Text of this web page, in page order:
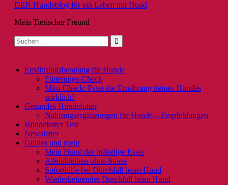
DER Hundeblog für ein Leben mit Hund
Mein Tierischer Freund
Suche
nach:
Ernährungsberatung für Hunde
Fütterungs-Check
Mini-Check: Passt die Ernährung deines Hundes
wirklich?
Gesundes Hundefutter
Nahrungsergänzungen für Hunde – Empfehlungen
Hundefutter Test
Newsletter
Guides und mehr
Mein Hund der mäkelige Esser
Alleinbleiben ohne Stress
Soforthilfe bei Durchfall beim Hund
Wiederkehrender Durchfall beim Hund